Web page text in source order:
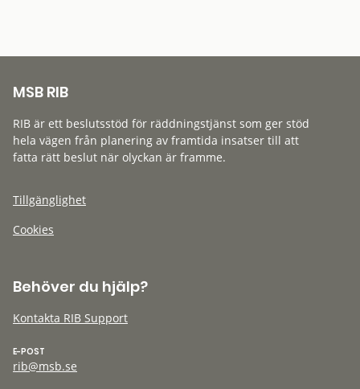
MSB RIB
RIB är ett beslutsstöd för räddningstjänst som ger stöd
hela vägen från planering av framtida insatser till att
fatta rätt beslut när olyckan är framme.
Tillgänglighet
Cookies
Behöver du hjälp?
Kontakta RIB Support
E-POST
rib@msb.se